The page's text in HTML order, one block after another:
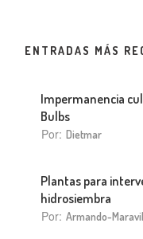
ENTRADAS MÁS
Impermanencia
Bulbs
Por: Dietmar
Plantas para
hidrosiembra
Por: Armando-